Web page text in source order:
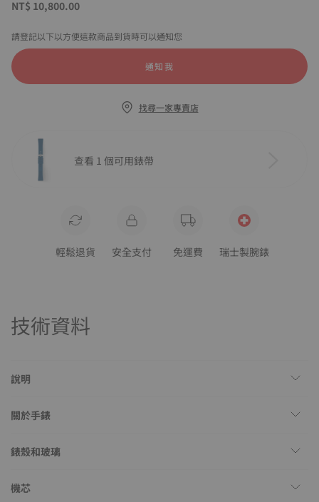
NT$ 10,800.00
請登記以下以方便這款商品到貨時可以通知您
通知我
找尋一家專賣店
查看 1 個可用錶帶
輕鬆退貨 安全支付 免運費 瑞士製腕錶
技術資料
說明
關於手錶
錶殼和玻璃
機芯